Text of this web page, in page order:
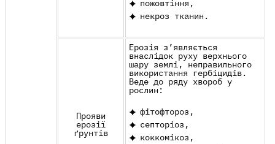
пожовтіння,
некроз тканин.
Прояви
ерозії
ґрунтів
Ерозія з’являється
внаслідок руху верхнього
шару землі, неправильного
використання гербіцидів.
Веде до ряду хвороб у
рослин:
фітофтороз,
септоріоз,
коккомікоз,